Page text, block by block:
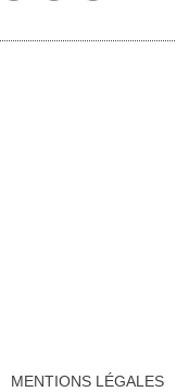
MENTIONS LÉGALES